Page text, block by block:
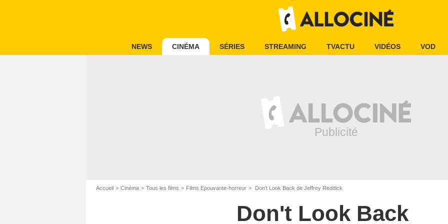
NEWS CINÉMA SÉRIES STREAMING TVACTU VIDÉOS VOD
Accueil Cinéma Tous les films Films Epouvante-horreur Don't Look Back de Jeffrey Reddick
Don't Look Back